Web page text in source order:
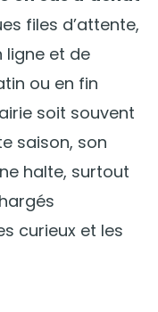
files d’attente,
ligne et de
ou en fin
soit souvent
saison, son
halte, surtout
curieux et les